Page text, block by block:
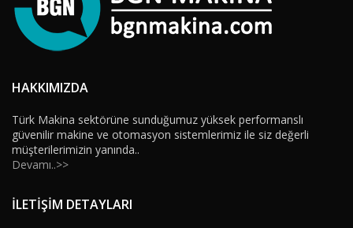
HAKKIMIZDA
Türk Makina sektörüne sunduğumuz yüksek performanslı
güvenilir makine ve otomasyon sistemlerimiz ile siz değerli
müşterilerimizin yanında..
Devamı..>>
İLETİŞİM DETAYLARI